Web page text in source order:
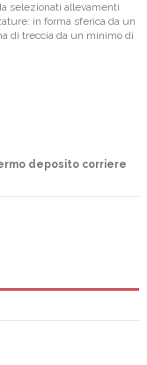
selezionati allevamenti
in forma sferica da un
di treccia da un minimo di
deposito corriere